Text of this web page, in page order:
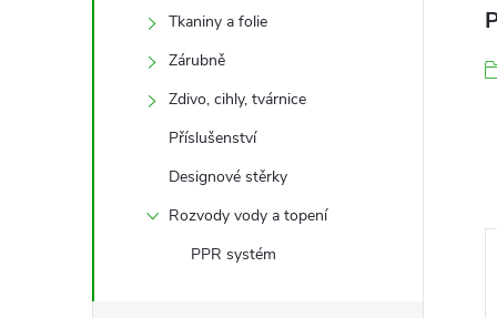
Tkaniny a folie
Zárubně
Zdivo, cihly, tvárnice
Příslušenství
Designové stěrky
Rozvody vody a topení
PPR systém